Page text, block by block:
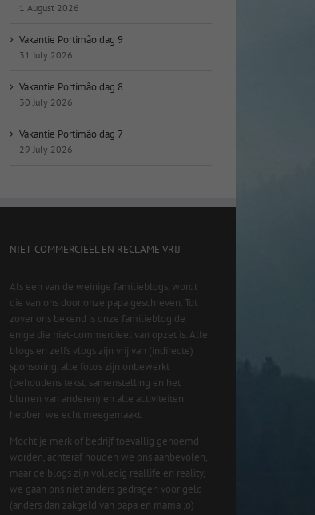
1 August 2026
Vakantie Portimão dag 9
31 July 2026
Vakantie Portimão dag 8
30 July 2026
Vakantie Portimão dag 7
29 July 2026
NIET-COMMERCIEEL EN RECLAME VRIJ
Als een van de weinige familieblogs, wordt
die van ons door onze papa geschreven. Tot
zover ons bekend is onze familieblog de
enige die niet-commercieel van opzet is. Alle
blogs en zelfs vlogs zijn vrij van (indirecte)
sponsoring, alle foto’s zijn onbewerkt
(behoudens tekst, samenstelling en het
blurren van anderen) en alle activiteiten
hebben we echt meegemaakt.
Mocht je merk of bedrijf toevallig genoemd
worden, achteraf houden we ons aanbevolen,
maar de blogs zijn volledig reallife en reality,
we gaan ons niet anders gedragen voor geld
(anders dan zakgeld van papa en mama ;o)